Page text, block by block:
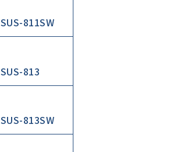
SUS-811SW
SUS-813
SUS-813SW